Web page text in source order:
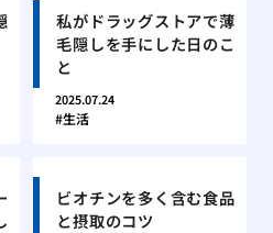
私がドラッグストアで薄
毛隠しを手にした日のこ
と
2025.07.24
生活
ビオチンを多く含む食品
と摂取のコツ